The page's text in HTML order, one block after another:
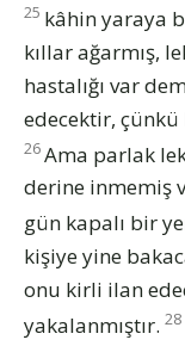
25 kâhin yaraya
kıllar ağarmış,
hastalığı var
edecektir, çünkü
26Ama parlak
derine inmemiş
gün kapalı bir
kişiye yine
onu kirli ilan
yakalanmıştır. 28